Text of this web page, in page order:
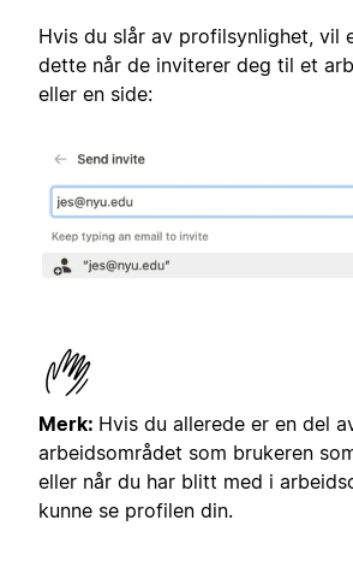
Hvis du slår av profilsynlighet, vil
dette når de inviterer deg til et
eller en side:
Merk: Hvis du allerede er en del
arbeidsområdet som brukeren
eller når du har blitt med i
kunne se profilen din.